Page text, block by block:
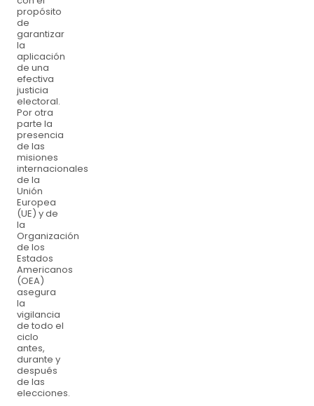
propósito
de
garantizar
la
aplicación
de una
efectiva
justicia
electoral.
Por otra
parte la
presencia
de las
misiones
internacionales
de la
Unión
Europea
(UE) y de
la
Organización
de los
Estados
Americanos
(OEA)
asegura
la
vigilancia
de todo el
ciclo
antes,
durante y
después
de las
elecciones.